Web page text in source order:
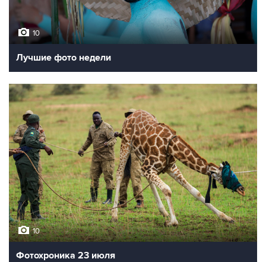
10
Лучшие фото недели
10
Фотохроника 23 июля